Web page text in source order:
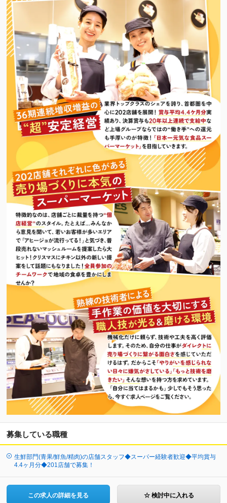
募集している職種
生鮮部門(青果/鮮魚/精肉)の店舗スタッフ◆スーパー経験者歓迎◆平均賞与
4.4ヶ月分◆201店舗で募集！
この求人の詳細を見る ☆ 検討中に入れる